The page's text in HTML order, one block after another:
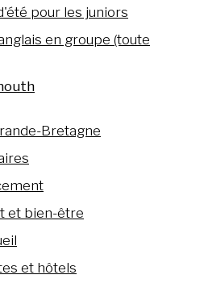
pour les juniors
en groupe (toute
Bretagne
et bien-être
et hôtels